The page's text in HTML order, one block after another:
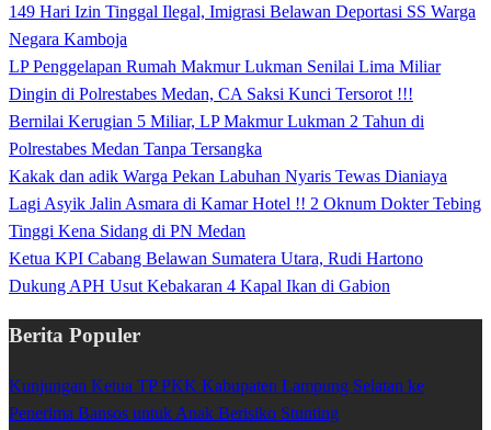
149 Hari Izin Tinggal Ilegal, Imigrasi Belawan Deportasi SS Warga
Negara Kamboja
LP Penggelapan Rumah Makmur Lukman Senilai Lima Miliar
Dingin di Polrestabes Medan, CA Saksi Kunci Tersorot !!!
Bernilai Kerugian 5 Miliar, LP Makmur Lukman 2 Tahun di
Polrestabes Medan Tanpa Tersangka
Kakak dan adik Warga Pekan Labuhan Nyaris Tewas Dianiaya
Lagi Asyik Jalin Asmara di Kamar Hotel !! 2 Oknum Dokter Tebing
Tinggi Kena Sidang di PN Medan
Ketua KPI Cabang Belawan Sumatera Utara, Rudi Hartono
Dukung APH Usut Kebakaran 4 Kapal Ikan di Gabion
Berita Populer
Kunjungan Ketua TP PKK Kabupaten Lampung Selatan ke
Penerima Bansos untuk Anak Berisiko Stunting